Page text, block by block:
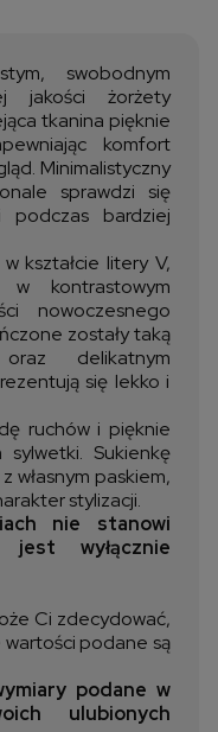
swobodnym
jakości żorżety
tkanina pięknie
komfort
Minimalistyczny
sprawdzi się
bardziej
kształcie litery V,
w kontrastowym
nowoczesnego
zostały taką
delikatnym
się lekko i
ruchów i pięknie
Sukienkę
własnym paskiem,
stylizacji.
nie stanowi
wyłącznie
Ci zdecydować,
wartości podane są
podane w
ulubionych